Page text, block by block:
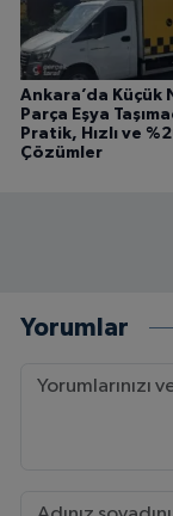
Ankara’da Küçük
Parça Eşya
Pratik, Hızlı ve
Çözümler
Yorumlar